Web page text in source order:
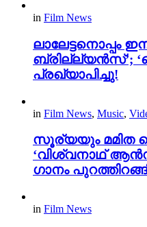
in Film News
ലാലേട്ടനൊപ്പം
ബ്രില്ല്യൻസ്’;
പ്രഖ്യാപിച്ചു!
in Film News, Music,
സൂര്യയും മമിത
‘വിശ്വനാഥ്
ഗാനം
in Film News